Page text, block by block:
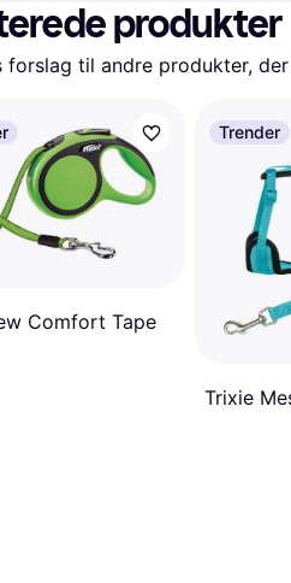
produkter
forslag til andre produkter,
Comfort Tape
Trender
Trixie